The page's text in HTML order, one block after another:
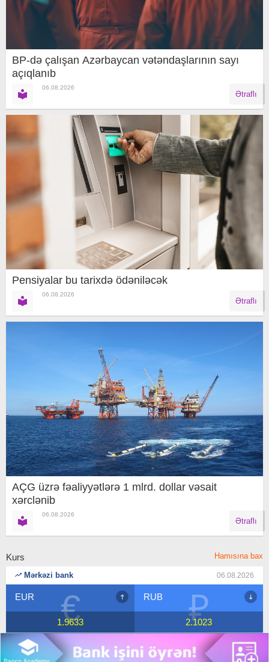
BP-də çalışan Azərbaycan vətəndaşlarının sayı
açıqlanıb
06.08.2026
Ətraflı
Pensiyalar bu tarixdə ödəniləcək
06.08.2026
Ətraflı
AÇG üzrə fəaliyyətlərə 1 mlrd. dollar vəsait
xərclənib
06.08.2026
Ətraflı
Kurs Hamısına bax
Mərkəzi bank 06.08.2026
₽
RUB
2.1023 $
USD
1.7